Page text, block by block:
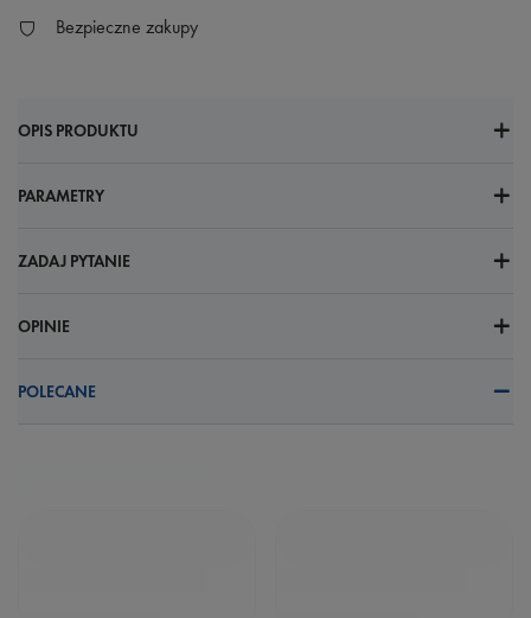
Bezpieczne zakupy
OPIS PRODUKTU
PARAMETRY
ZADAJ PYTANIE
OPINIE
POLECANE